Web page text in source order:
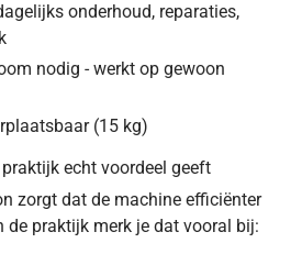
onderhoud, reparaties,
nodig - werkt op gewoon
(15 kg)
echt voordeel geeft
zorgt dat de machine efficiënter
de praktijk merk je dat vooral bij: